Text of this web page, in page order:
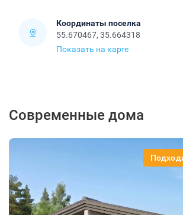
Координаты поселка
55.670467, 35.664318
Показать на карте
Современные дома